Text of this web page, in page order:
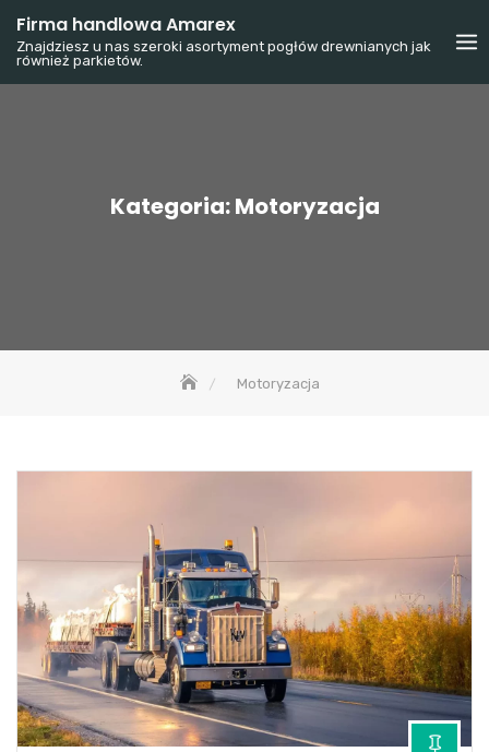
Skip
content
Firma handlowa Amarex
Znajdziesz u nas szeroki asortyment pogłów drewnianych jak
również parkietów.
Kategoria:Motoryzacja
Motoryzacja